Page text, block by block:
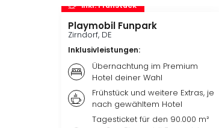
inkl. Frühstück
Playmobil Funpark
Zirndorf, DE
Inklusivleistungen:
Übernachtung im Premium
Hotel deiner Wahl
Frühstück und weitere Extras, je
nach gewähltem Hotel
Tagesticket für den 90.000 m²